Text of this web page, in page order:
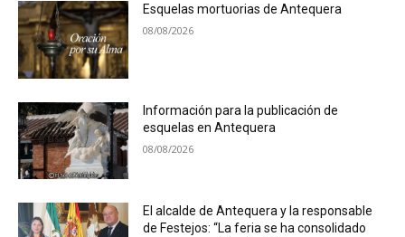
Esquelas mortuorias de Antequera
08/08/2026
Información para la publicación de
esquelas en Antequera
08/08/2026
El alcalde de Antequera y la responsable
de Festejos: “La feria se ha consolidado